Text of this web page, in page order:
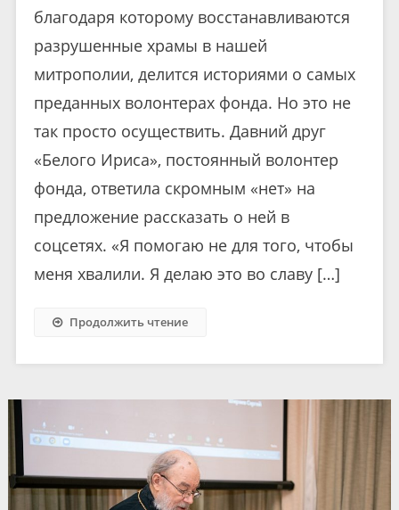
благодаря которому восстанавливаются
разрушенные храмы в нашей
митрополии, делится историями о самых
преданных волонтерах фонда. Но это не
так просто осуществить. Давний друг
«Белого Ириса», постоянный волонтер
фонда, ответила скромным «нет» на
предложение рассказать о ней в
соцсетях. «Я помогаю не для того, чтобы
меня хвалили. Я делаю это во славу […]
Продолжить чтение